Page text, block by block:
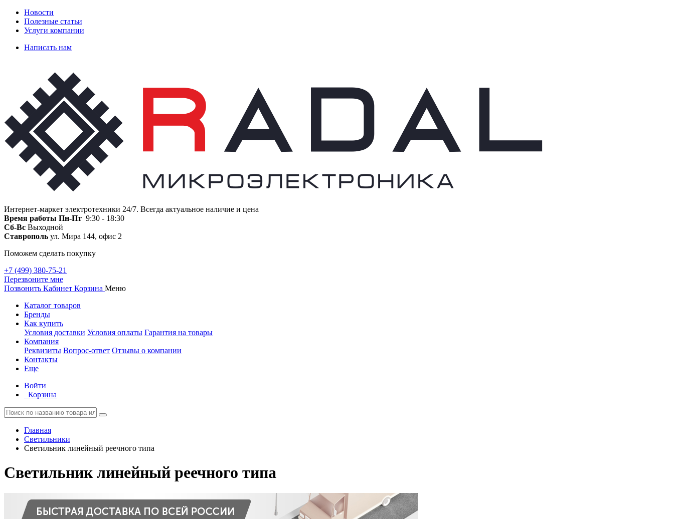
Новости
Полезные статьи
Услуги компании
Написать нам
Интернет-маркет электротехники 24/7. Всегда актуальное наличие и цена
Время работы Пн-Пт 9:30 - 18:30
Сб-Вс Выходной
Ставрополь ул. Мира 144, офис 2
Поможем сделать покупку
+7 (499) 380-75-21
Перезвоните мне
Позвонить Кабинет Корзина Меню
Каталог товаров
Бренды
Как купить
Условия доставки Условия оплаты Гарантия на товары
Компания
Реквизиты Вопрос-ответ Отзывы о компании
Контакты
Еще
Войти
Корзина
Главная
Светильники
Светильник линейный реечного типа
Светильник линейный реечного типа